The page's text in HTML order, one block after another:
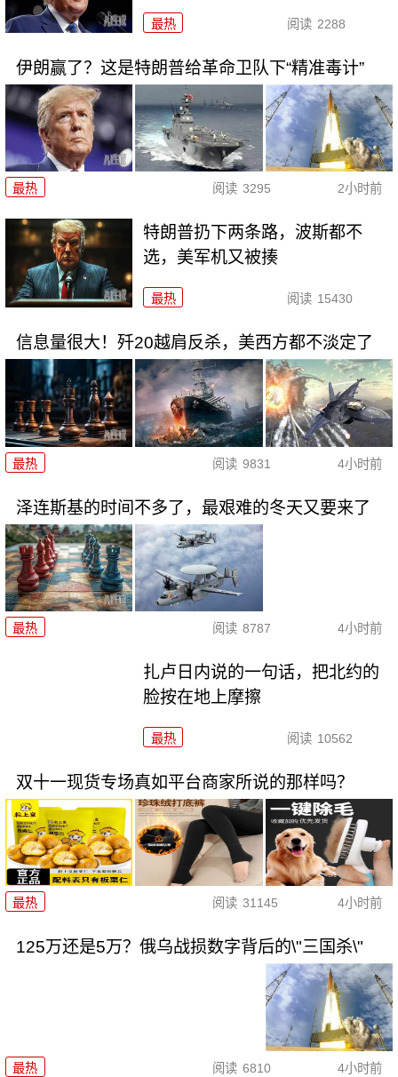
最热 阅读 2288
伊朗赢了？这是特朗普给革命卫队下“精准毒计”
最热 阅读 3295 2小时前
特朗普扔下两条路，波斯都不
选，美军机又被揍
最热 阅读 15430
信息量很大！歼20越肩反杀，美西方都不淡定了
最热 阅读 9831 4小时前
泽连斯基的时间不多了，最艰难的冬天又要来了
最热 阅读 8787 4小时前
扎卢日内说的一句话，把北约的
脸按在地上摩擦
最热 阅读 10562
双十一现货专场真如平台商家所说的那样吗？
最热 阅读 31145 4小时前
125万还是5万？俄乌战损数字背后的\"三国杀\"
最热 阅读 6810 4小时前